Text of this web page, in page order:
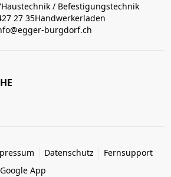
Haustechnik / Befestigungstechnik
27 35Handwerkerladen
burgdorf.ch
Datenschutz
Fernsupport
Google App